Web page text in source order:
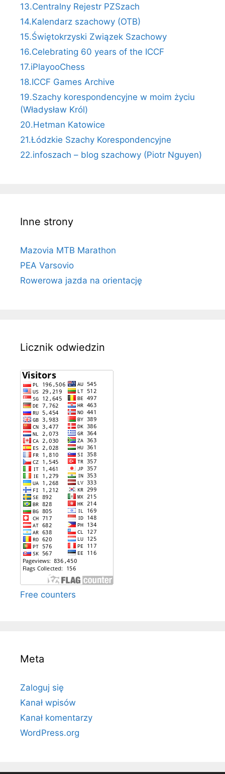
13.Centralny Rejestr PZSzach
14.Kalendarz szachowy (OTB)
15.Świętokrzyski Związek Szachowy
16.Celebrating 60 years of the ICCF
17.iPlayooChess
18.ICCF Games Archive
19.Szachy korespondencyjne w moim życiu
(Władysław Król)
20.Hetman Katowice
21.Łódzkie Szachy Korespondencyjne
22.infoszach – blog szachowy (Piotr Nguyen)
Inne strony
Mazovia MTB Marathon
PEA Varsovio
Rowerowa jazda na orientację
Licznik odwiedzin
Free counters
Meta
Zaloguj się
Kanał wpisów
Kanał komentarzy
WordPress.org